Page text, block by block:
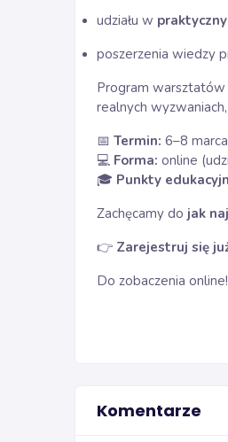
udziału w
poszerzenia wiedzy
Program warsztatów
realnych
📅 Termin: 6–8 marca
💻 Forma: online
🎓 Punkty
Zachęcamy do jak
👉 Zarejestruj się
Do zobaczenia online!
Komentarze